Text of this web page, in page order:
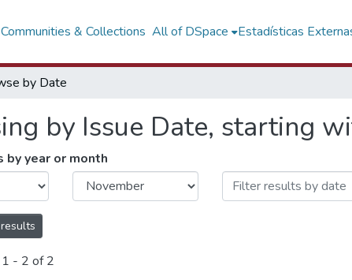
Communities & Collections All of DSpace Estadísticas
by Date
by Issue Date, starting
year or month
1 - 2 of 2